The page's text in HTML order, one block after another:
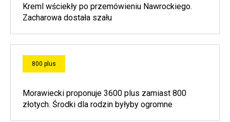
Kreml wściekły po przemówieniu Nawrockiego.
Zacharowa dostała szału
800 plus
Morawiecki proponuje 3600 plus zamiast 800
złotych. Środki dla rodzin byłyby ogromne